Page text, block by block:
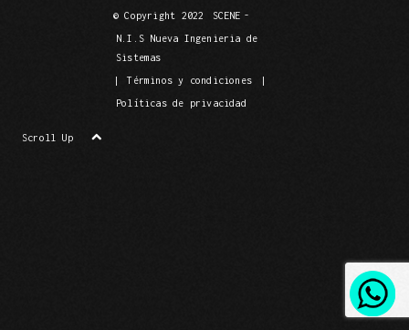
© Copyright 2022 SCENE -
N.I.S Nueva Ingenieria de
Sistemas
| Términos y condiciones |
Políticas de privacidad
Scroll Up